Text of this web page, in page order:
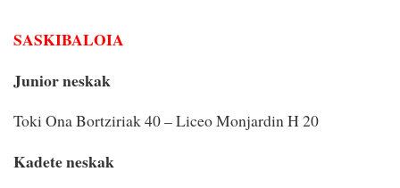
SASKIBALOIA
Junior neskak
Toki Ona Bortziriak 40 – Liceo Monjardin H 20
Kadete neskak